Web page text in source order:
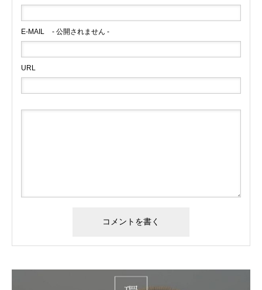
E-MAIL - 公開されません -
URL